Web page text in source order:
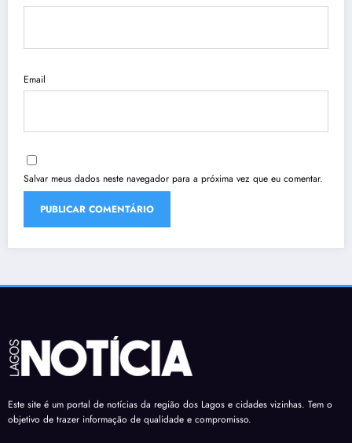
Email
Salvar meus dados neste navegador para a próxima vez que eu comentar.
Este site é um portal de notícias da região dos Lagos e cidades vizinhas. Tem o
objetivo de trazer informação de qualidade e compromisso.